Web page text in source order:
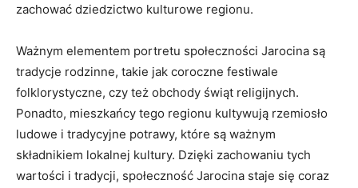
zachować dziedzictwo⁣ kulturowe regionu.
Ważnym elementem ‍portretu​ społeczności Jarocina⁣ są
tradycje rodzinne,​ takie⁣ jak coroczne festiwale
folklorystyczne, czy​ też obchody świąt religijnych.
Ponadto, ​mieszkańcy⁢ tego regionu kultywują rzemiosło
ludowe i tradycyjne ⁤potrawy, które są ważnym
składnikiem lokalnej kultury. Dzięki zachowaniu tych
wartości ⁤i tradycji, społeczność ​Jarocina staje się coraz⁤